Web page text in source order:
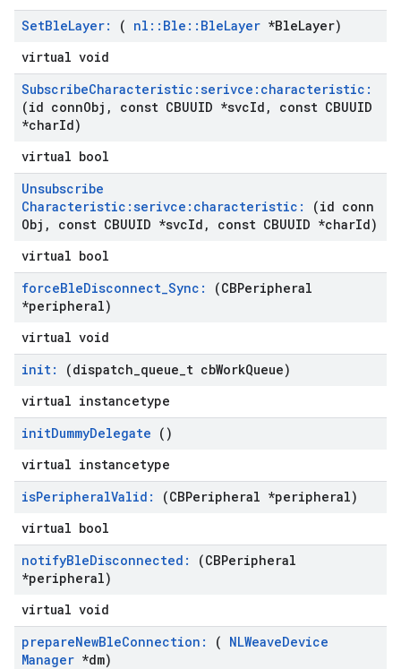
SetBleLayer: ( nl :: Ble :: BleLayer *BleLayer)
virtual void
SubscribeCharacteristic:serivce:characteristic:
(id connObj , const CBUUID *svcId ,
const CBUUID
*charId)
virtual bool
Unsubscribe
Characteristic:serivce:characteristic:
(id conn
Obj , const CBUUID *svcId , const CBUUID *charId)
virtual bool
forceBleDisconnect_Sync:
(CBPeripheral
*peripheral)
virtual void
init:
(dispatch queue t cbWorkQueue)
virtual instancetype
initDummyDelegate ()
virtual instancetype
isPeripheralValid:
(CBPeripheral *peripheral)
virtual bool
notifyBleDisconnected:
(CBPeripheral
*peripheral)
virtual void
prepareNewBleConnection: ( NLWeaveDevice
Manager *dm)